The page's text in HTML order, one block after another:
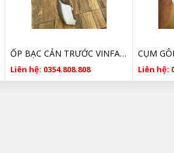
ỐP BẠC CẢN TRƯỚC VINFAST FADIL GIÁ TỐT
Liên hệ: 0354.808.808 Liên hệ: